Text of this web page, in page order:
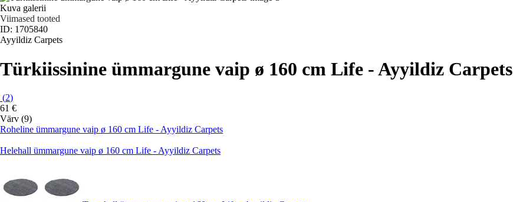
Kuva galerii
Viimased tooted
ID: 1705840
Ayyildiz Carpets
Türkiissinine ümmargune vaip ø 160 cm Life - Ayyildiz Carpets
(2)
61 €
Värv (9)
Roheline ümmargune vaip ø 160 cm Life - Ayyildiz Carpets
Helehall ümmargune vaip ø 160 cm Life - Ayyildiz Carpets